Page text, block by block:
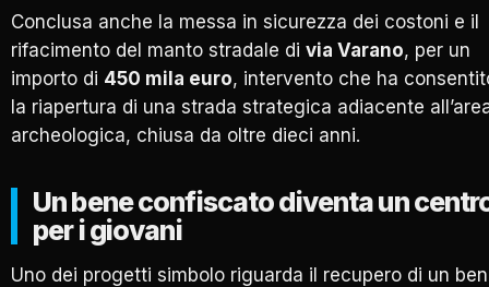
Conclusa anche la messa in sicurezza dei costoni e il
rifacimento del manto stradale di via Varano, per un
importo di 450 mila euro, intervento che ha
la riapertura di una strada strategica adiacente
archeologica, chiusa da oltre dieci anni.
Un bene confiscato diventa un
per i giovani
Uno dei progetti simbolo riguarda il recupero di un